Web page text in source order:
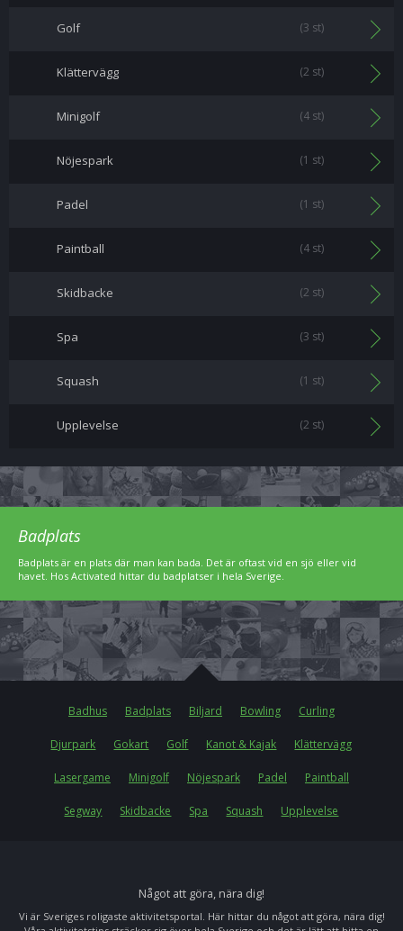
Golf (3 st)
Klättervägg (2 st)
Minigolf (4 st)
Nöjespark (1 st)
Padel (1 st)
Paintball (4 st)
Skidbacke (2 st)
Spa (3 st)
Squash (1 st)
Upplevelse (2 st)
Badplats
Badplats är en plats där man kan bada. Det är oftast vid en sjö eller vid
havet. Hos Activated hittar du badplatser i hela Sverige.
Badhus Badplats Biljard Bowling Curling
Djurpark Gokart Golf Kanot & Kajak Klättervägg
Lasergame Minigolf Nöjespark Padel Paintball
Segway Skidbacke Spa Squash Upplevelse
Något att göra, nära dig!
Vi är Sveriges roligaste aktivitetsportal. Här hittar du något att göra, nära dig!